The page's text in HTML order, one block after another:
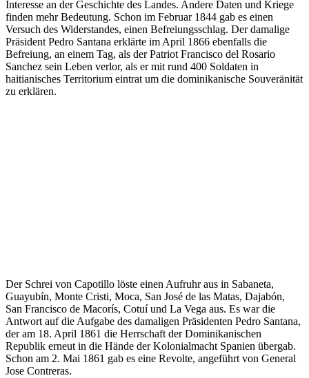
Interesse an der Geschichte des Landes. Andere Daten und Kriege
finden mehr Bedeutung. Schon im Februar 1844 gab es einen
Versuch des Widerstandes, einen Befreiungsschlag. Der damalige
Präsident Pedro Santana erklärte im April 1866 ebenfalls die
Befreiung, an einem Tag, als der Patriot Francisco del Rosario
Sanchez sein Leben verlor, als er mit rund 400 Soldaten in
haitianisches Territorium eintrat um die dominikanische Souveränität
zu erklären.
Der Schrei von Capotillo löste einen Aufruhr aus in Sabaneta,
Guayubín, Monte Cristi, Moca, San José de las Matas, Dajabón,
San Francisco de Macorís, Cotuí und La Vega aus. Es war die
Antwort auf die Aufgabe des damaligen Präsidenten Pedro Santana,
der am 18. April 1861 die Herrschaft der Dominikanischen
Republik erneut in die Hände der Kolonialmacht Spanien übergab.
Schon am 2. Mai 1861 gab es eine Revolte, angeführt von General
Jose Contreras.